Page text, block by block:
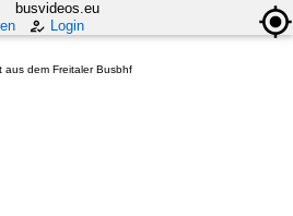
busvideos.eu
Login
aus dem Freitaler Busbhf